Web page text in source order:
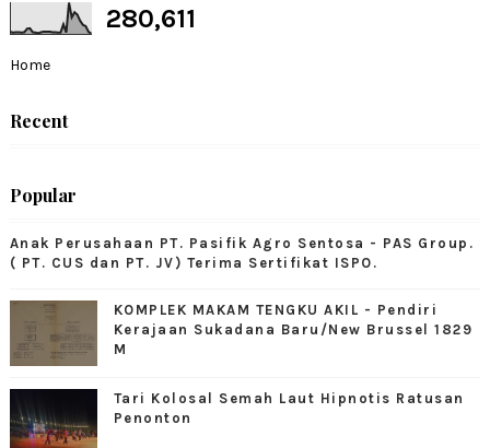
280,611
Home
Recent
Popular
Anak Perusahaan PT. Pasifik Agro Sentosa - PAS Group.
( PT. CUS dan PT. JV) Terima Sertifikat ISPO.
KOMPLEK MAKAM TENGKU AKIL - Pendiri
Kerajaan Sukadana Baru/New Brussel 1829
M
Tari Kolosal Semah Laut Hipnotis Ratusan
Penonton